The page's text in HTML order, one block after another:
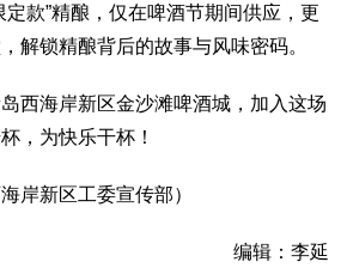
款”精酿，仅在啤酒节期间供应，更
解锁精酿背后的故事与风味密码。
海岸新区金沙滩啤酒城，加入这场
，为快乐干杯！
岸新区工委宣传部）
编辑：李延